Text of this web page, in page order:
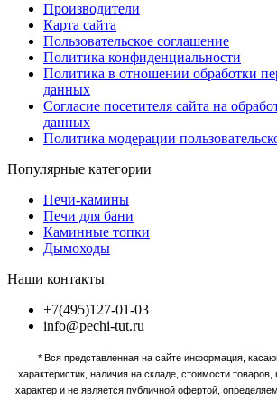
Производители
Карта сайта
Пользовательское соглашение
Политика конфиденциальности
Политика в отношении обработки
данных
Согласие посетителя сайта на
данных
Политика модерации
Популярные категории
Печи-камины
Печи для бани
Каминные топки
Дымоходы
Наши контакты
+7(495)127-01-03
info@pechi-tut.ru
* Вся представленная на сайте информация,
характеристик, наличия на складе, стоимости
характер и не является публичной офертой,